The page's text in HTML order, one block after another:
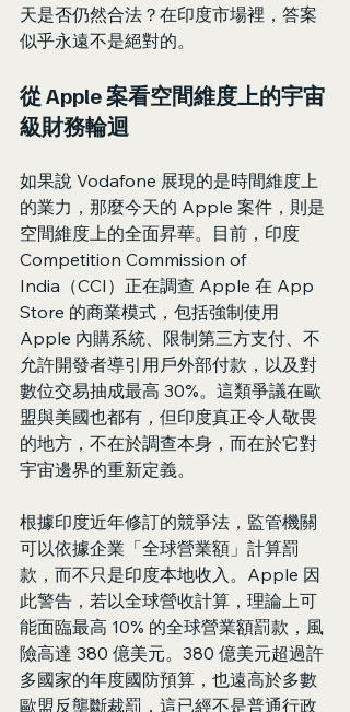
天是否仍然合法？在印度市場裡，答案
似乎永遠不是絕對的。
從 Apple 案看空間維度上的宇宙
級財務輪迴
如果說 Vodafone 展現的是時間維度上
的業力，那麼今天的 Apple 案件，則是
空間維度上的全面昇華。目前，印度
Competition Commission of
India（CCI）正在調查 Apple 在 App
Store 的商業模式，包括強制使用
Apple 內購系統、限制第三方支付、不
允許開發者導引用戶外部付款，以及對
數位交易抽成最高 30%。這類爭議在歐
盟與美國也都有，但印度真正令人敬畏
的地方，不在於調查本身，而在於它對
宇宙邊界的重新定義。
根據印度近年修訂的競爭法，監管機關
可以依據企業「全球營業額」計算罰
款，而不只是印度本地收入。Apple 因
此警告，若以全球營收計算，理論上可
能面臨最高 10% 的全球營業額罰款，風
險高達 380 億美元。380 億美元超過許
多國家的年度國防預算，也遠高於多數
歐盟反壟斷裁罰，這已經不是普通行政